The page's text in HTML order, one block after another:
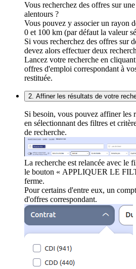
Vous recherchez des offres sur
alentours ?
Vous pouvez y associer un rayon
0 et 100 km (par défaut la valeur
Si vous recherchez des offres sur
devez alors effectuer deux
Lancez votre recherche en
offres d'emploi correspondant à
restituée.
2. Affiner les résultats de votre
Si besoin, vous pouvez affiner les
en sélectionnant des filtres et
de recherche.
La recherche est relancée avec le
le bouton « APPLIQUER LE
ferme.
Pour certains d'entre eux, un
d'offres correspondant.